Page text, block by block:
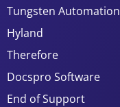
Tungsten Automation
Hyland
Therefore
Docspro Software
End of Support